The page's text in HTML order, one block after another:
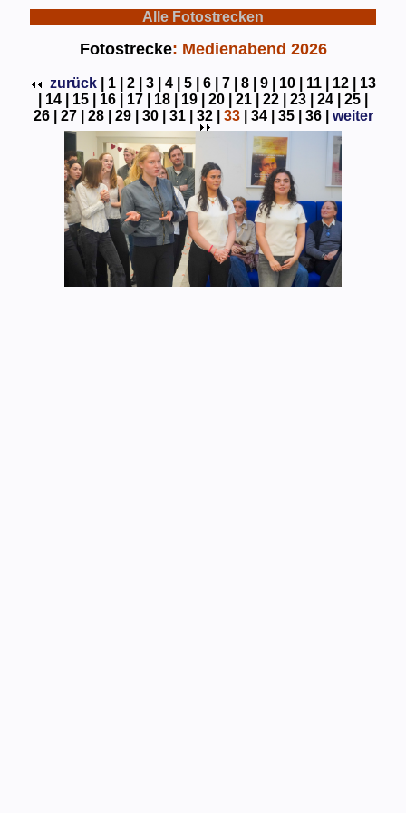
Alle Fotostrecken
Fotostrecke: Medienabend 2026
zurück 1 | 2 | 3 | 4 | 5 | 6 | 7 | 8 | 9 | 10 | 11 | 12 |
13
14 | 15 | 16 | 17 | 18 | 19 | 20 | 21 | 22 | 23 | 24 |
25 |
26 |
27 | 28 | 29 | 30 | 31 | 32 | 33| 34 | 35 | 36 | weiter